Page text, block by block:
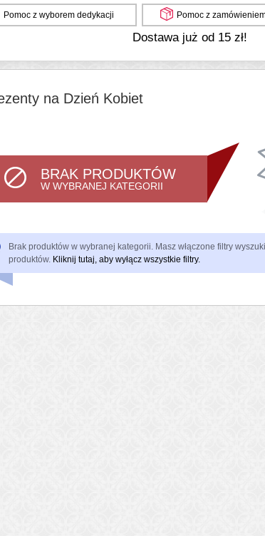
Pomoc z wyborem dedykacji Pomoc z
Dostawa już od 15 zł!
na Dzień Kobiet
BRAK PRODUKTÓW
W WYBRANEJ KATEGORII
Brak produktów w wybranej kategorii. Masz włączone filtry
produktów. Kliknij tutaj, aby wyłącz wszystkie filtry.